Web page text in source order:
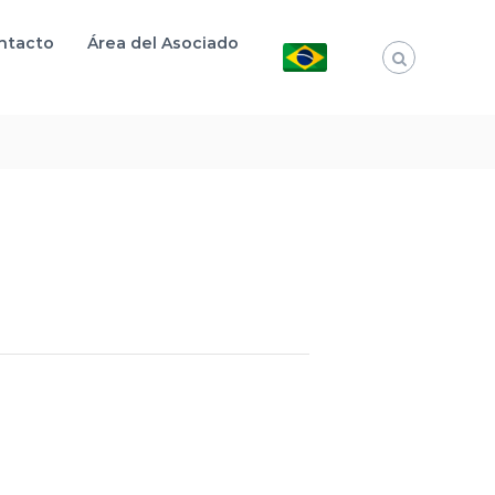
Área del Asociado